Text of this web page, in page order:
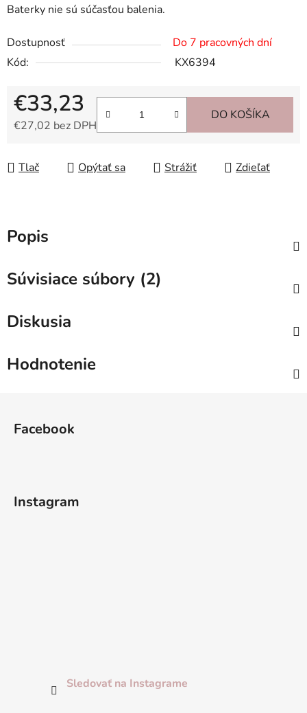
Baterky nie sú súčasťou balenia.
Dostupnosť
Do 7 pracovných dní
Kód:
KX6394
€33,23
€27,02 bez DPH
DO KOŠÍKA
Tlač Opýtať sa Strážiť Zdieľať
Popis
Súvisiace súbory (2)
Diskusia
Hodnotenie
Facebook
Instagram
Sledovať na Instagrame